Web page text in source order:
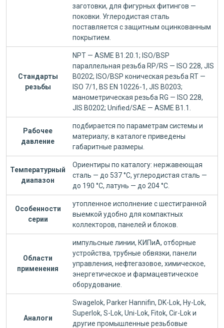
заготовки, для фигурных фитингов —
поковки. Углеродистая сталь
поставляется с защитным оцинкованным
покрытием.
Стандарты
резьбы
NPT — ASME B1.20.1; ISO/BSP
параллельная резьба RP/RS — ISO 228, JIS
B0202; ISO/BSP коническая резьба RT —
ISO 7/1, BS EN 10226-1, JIS B0203;
манометрическая резьба RG — ISO 228,
JIS B0202; Unified/SAE — ASME B1.1.
Рабочее
давление
подбирается по параметрам системы и
материалу; в каталоге приведены
габаритные размеры.
Температурный
диапазон
Ориентиры по каталогу: нержавеющая
сталь — до 537 °C, углеродистая сталь —
до 190 °C, латунь — до 204 °C.
Особенности
серии
утопленное исполнение с шестигранной
выемкой удобно для компактных
коллекторов, панелей и блоков.
Области
применения
импульсные линии, КИПиА, отборные
устройства, трубные обвязки, панели
управления, нефтегазовое, химическое,
энергетическое и фармацевтическое
оборудование.
Аналоги
Swagelok, Parker Hannifin, DK-Lok, Hy-Lok,
Superlok, S-Lok, Uni-Lok, Fitok, Cir-Lok и
другие промышленные резьбовые